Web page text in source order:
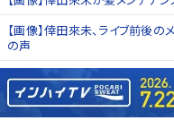
【画像】倖田來未、ライブ前後の
の声